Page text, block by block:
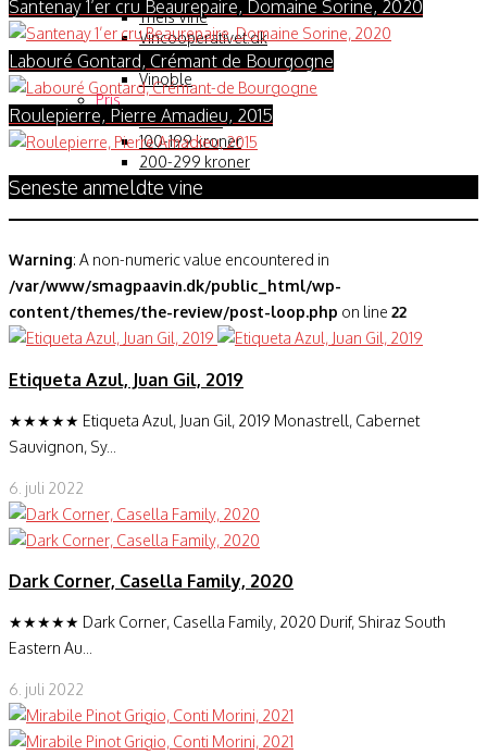
Theis Vine
Vincooperativet.dk
Vinmonopolet
Vinoble
Pris
0-99 kroner
100-199 kroner
200-299 kroner
300- kroner
Santenay 1’er cru Beaurepaire, Domaine Sorine, 2020
Labouré Gontard, Crémant de Bourgogne
Roulepierre, Pierre Amadieu, 2015
Seneste anmeldte vine
Warning: A non-numeric value encountered in
/var/www/smagpaavin.dk/public_html/wp-
content/themes/the-review/post-loop.php on line 22
Etiqueta Azul, Juan Gil, 2019
★★★★★ Etiqueta Azul, Juan Gil, 2019 Monastrell, Cabernet
Sauvignon, Sy...
6. juli 2022
Dark Corner, Casella Family, 2020
★★★★★ Dark Corner, Casella Family, 2020 Durif, Shiraz South
Eastern Au...
6. juli 2022